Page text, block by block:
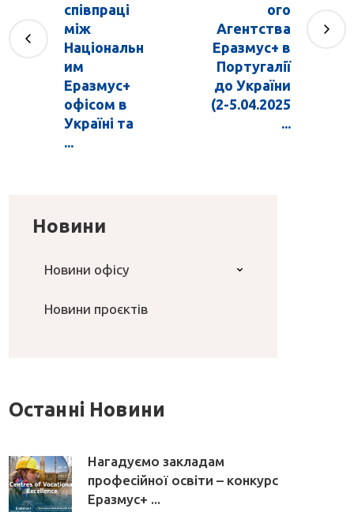
співпраці
між
Національн
им
Еразмус+
офісом в
Україні та
...
ого
Агентства
Еразмус+ в
Португалії
до України
(2-5.04.2025
...
Новини
Новини офісу
Новини проєктів
Останні Новини
Нагадуємо закладам
професійної освіти – конкурс
Еразмус+ ...